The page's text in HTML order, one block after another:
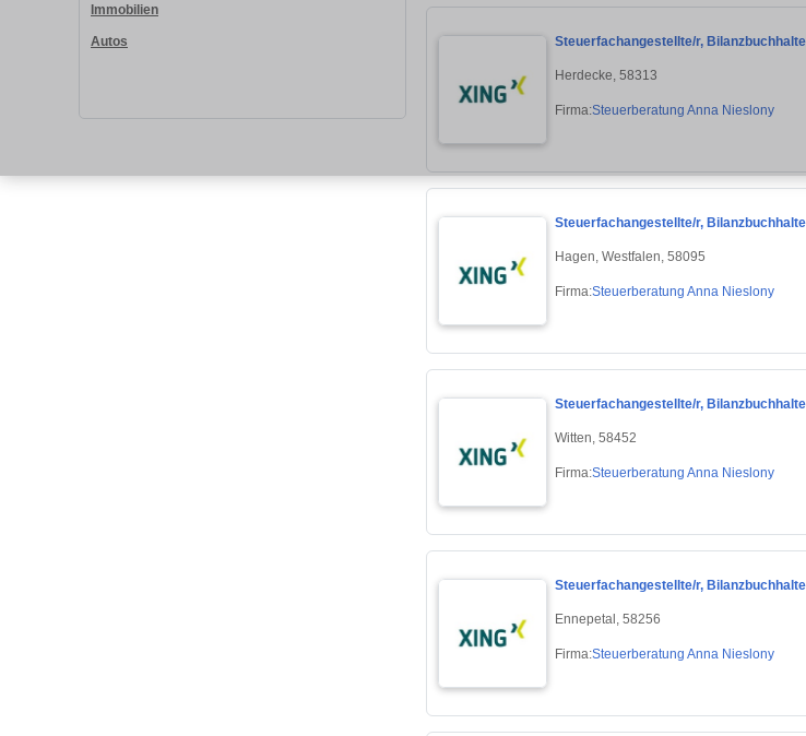
Immobilien
Autos Steuerfachangestellte/r,
Herdecke, 58313
Firma:Steuerberatung Anna Nieslony
Steuerfachangestellte/r,
Hagen, Westfalen, 58095
Firma:Steuerberatung Anna Nieslony
Steuerfachangestellte/r,
Witten, 58452
Firma:Steuerberatung Anna Nieslony
Steuerfachangestellte/r,
Ennepetal, 58256
Firma:Steuerberatung Anna Nieslony